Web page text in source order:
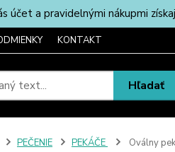
účet a pravidelnými nákupmi
KONTAKT
Hľadať
PEČENIE PEKÁČE Oválny